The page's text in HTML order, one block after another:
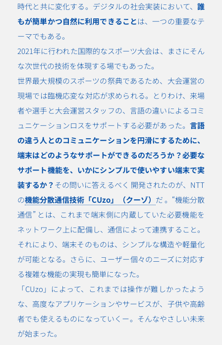
時代と共に変化する。デジタルの社会実装において、 誰
もが簡単かつ自然に利用できることは、一つの重要なテ
ーマでもある。
2021年に行われた国際的なスポーツ大会は、まさにそん
な次世代の技術を体現する場でもあった。
世界最大規模のスポーツの祭典であるため、大会運営の
現場では臨機応変な対応が求められる。とりわけ、来場
者や選手と大会運営スタッフの、言語の違いによるコミ
ュニケーションロスをサポートする必要があった。 言語
の違う人とのコミュニケーションを円滑にするために、
端末はどのようなサポートができるのだろうか？必要な
サポート機能を、いかにシンプルで使いやすい端末で実
装するか？その問いに答えるべく 開発されたのが、NTT
の機能分散通信技術「CUzo」（クーゾ） だ 。“機能分散
通信” とは、これまで端末側に内蔵していた必要機能を
ネットワーク上に配備し、通信によって連携すること。
それにより、端末そのものは、シンプルな構造や軽量化
が可能となる。さらに、ユーザー個々のニーズに対応す
る複雑な機能の実現も簡単になった。
「CUzo」によって、これまでは操作が難しかったよう
な、高度なアプリケーションやサービスが、子供や高齢
者でも使えるものになっていくー。そんなやさしい未来
が始まった。